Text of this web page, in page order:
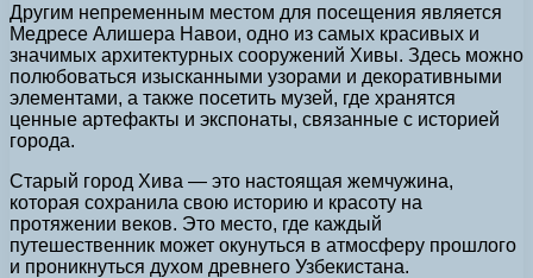
Другим непременным местом для посещения является
Медресе Алишера Навои, одно из самых красивых и
значимых архитектурных сооружений Хивы. Здесь можно
полюбоваться изысканными узорами и декоративными
элементами, а также посетить музей, где хранятся
ценные артефакты и экспонаты, связанные с историей
города.
Старый город Хива — это настоящая жемчужина,
которая сохранила свою историю и красоту на
протяжении веков. Это место, где каждый
путешественник может окунуться в атмосферу прошлого
и проникнуться духом древнего Узбекистана.